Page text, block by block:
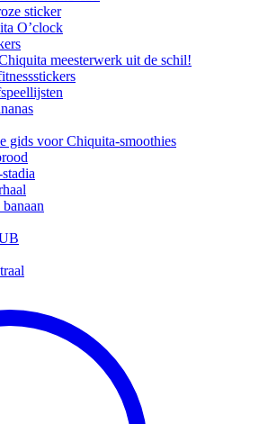
sticker
O’clock
meesterwerk uit de schil!
gids voor Chiquita-smoothies